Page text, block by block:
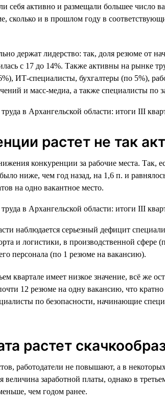
себя активно и размещали большее
сколько и в прошлом году в
держат лидерство: так, доля резюме
с 17 до 14%. Также активны на рынке
ИТ-специалисты, бухгалтеры (по 5%),
и масс-медиа, а также специалисты по
растет не так
конкуренции за рабочие места.
ниже, чем год назад, на 1,6 п. и
на одно вакантное место.
наблюдается серьезный дефицит
и логистики, в производственной сфере
персонала (по 1 резюме на вакансию).
квартале имеет низкое значение, всё же
12 резюме на одну вакансию, что
по безопасности, начинающие
растет
работодатели не повышают, а в
заработной платы, однако в
чем годом ранее.